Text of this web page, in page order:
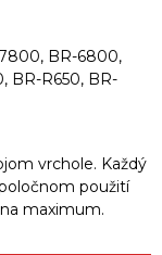
BR-6800,
BR-R650, BR-
vrchole. Každý
použití
maximum.